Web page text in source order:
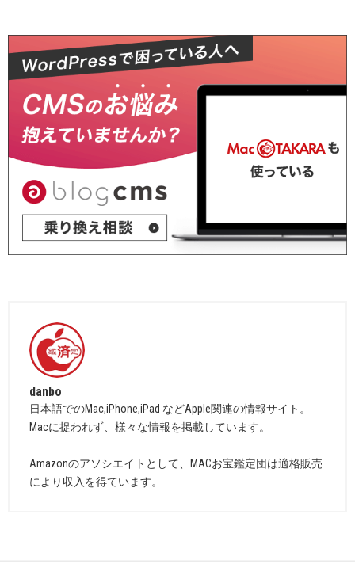
danbo
日本語でのMac,iPhone,iPad などApple関連の情報サイト。
Macに捉われず、様々な情報を掲載しています。
Amazonのアソシエイトとして、MACお宝鑑定団は適格販売
により収入を得ています。